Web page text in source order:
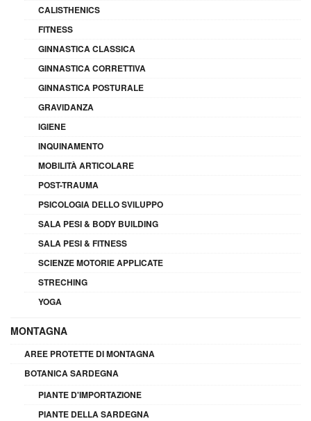
CALISTHENICS
FITNESS
GINNASTICA CLASSICA
GINNASTICA CORRETTIVA
GINNASTICA POSTURALE
GRAVIDANZA
IGIENE
INQUINAMENTO
MOBILITÀ ARTICOLARE
POST-TRAUMA
PSICOLOGIA DELLO SVILUPPO
SALA PESI & BODY BUILDING
SALA PESI & FITNESS
SCIENZE MOTORIE APPLICATE
STRECHING
YOGA
MONTAGNA
AREE PROTETTE DI MONTAGNA
BOTANICA SARDEGNA
PIANTE D'IMPORTAZIONE
PIANTE DELLA SARDEGNA